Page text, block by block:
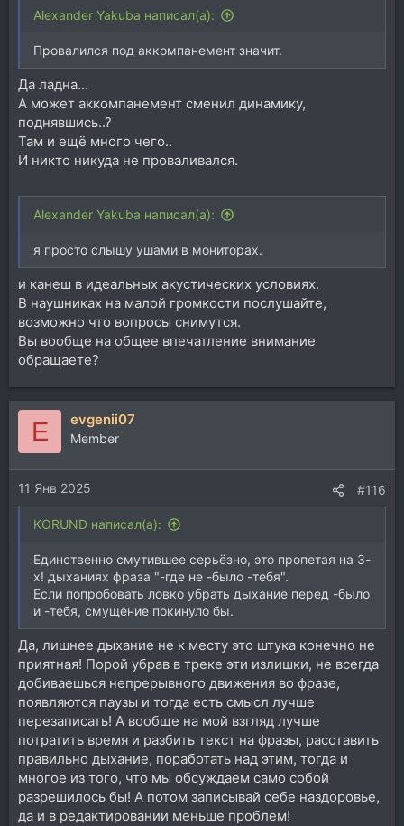
Alexander Yakuba написал(а):
Провалился под аккомпанемент значит.
Да ладна...
А может аккомпанемент сменил динамику,
поднявшись..?
Там и ещё много чего..
И никто никуда не проваливался.
Alexander Yakuba написал(а):
я просто слышу ушами в мониторах.
и канеш в идеальных акустических условиях.
В наушниках на малой громкости послушайте,
возможно что вопросы снимутся.
Вы вообще на общее впечатление внимание
обращаете?
E evgenii07
Member
11 Янв 2025 #116
KORUND написал(а):
Единственно смутившее серьёзно, это пропетая на 3-
х! дыханиях фраза "-где не -было -тебя".
Если попробовать ловко убрать дыхание перед -было
и -тебя, смущение покинуло бы.
Да, лишнее дыхание не к месту это штука конечно не
приятная! Порой убрав в треке эти излишки, не всегда
добиваешься непрерывного движения во фразе,
появляются паузы и тогда есть смысл лучше
перезаписать! А вообще на мой взгляд лучше
потратить время и разбить текст на фразы, расставить
правильно дыхание, поработать над этим, тогда и
многое из того, что мы обсуждаем само собой
разрешилось бы! А потом записывай себе наздоровье,
да и в редактировании меньше проблем!